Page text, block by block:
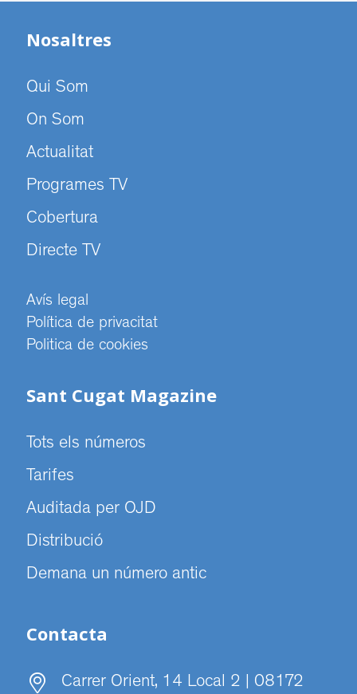
Nosaltres
Qui Som
On Som
Actualitat
Programes TV
Cobertura
Directe TV
Avís legal
Política de privacitat
Politica de cookies
Sant Cugat Magazine
Tots els números
Tarifes
Auditada per OJD
Distribució
Demana un número antic
Contacta
Carrer Orient, 14 Local 2 | 08172